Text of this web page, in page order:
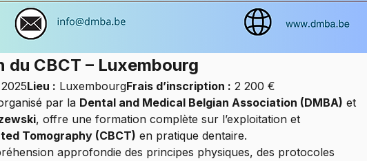
CBCT – Luxembourg
Lieu : LuxembourgFrais d’inscription : 2 200 €
par la Dental and Medical Belgian Association (DMBA) et
, offre une formation complète sur l’exploitation et
Tomography (CBCT) en pratique dentaire.
approfondie des principes physiques, des protocoles